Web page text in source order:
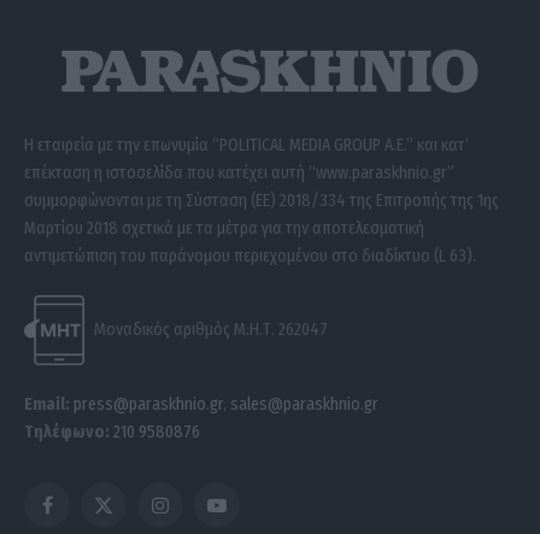
Η εταιρεία με την επωνυμία “POLITICAL MEDIA GROUP A.E.” και κατ’
επέκταση η ιστοσελίδα που κατέχει αυτή “www.paraskhnio.gr”
συμμορφώνονται με τη Σύσταση (ΕΕ) 2018/334 της Επιτροπής της 1ης
Μαρτίου 2018 σχετικά με τα μέτρα για την αποτελεσματική
αντιμετώπιση του παράνομου περιεχομένου στο διαδίκτυο (L 63).
Μοναδικός αριθμός Μ.Η.Τ. 262047
Email: press@paraskhnio.gr, sales@paraskhnio.gr
Τηλέφωνο: 210 9580876
Facebook
X
InstagramYouTube